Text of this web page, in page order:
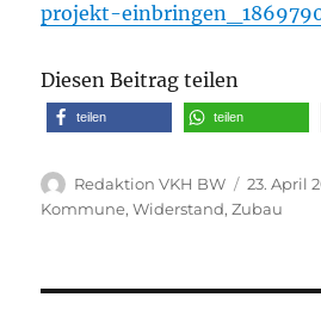
projekt-
Diesen Beitrag teilen
teilen teilen
Autor
Redaktion VKH BW
am
23. April
Kommune,Widerstand,Zubau